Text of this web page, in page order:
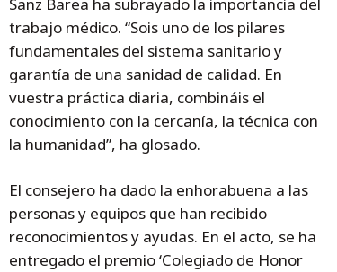
Sanz Barea ha subrayado la importancia del
trabajo médico. “Sois uno de los pilares
fundamentales del sistema sanitario y
garantía de una sanidad de calidad. En
vuestra práctica diaria, combináis el
conocimiento con la cercanía, la técnica con
la humanidad”, ha glosado.
El consejero ha dado la enhorabuena a las
personas y equipos que han recibido
reconocimientos y ayudas. En el acto, se ha
entregado el premio ‘Colegiado de Honor